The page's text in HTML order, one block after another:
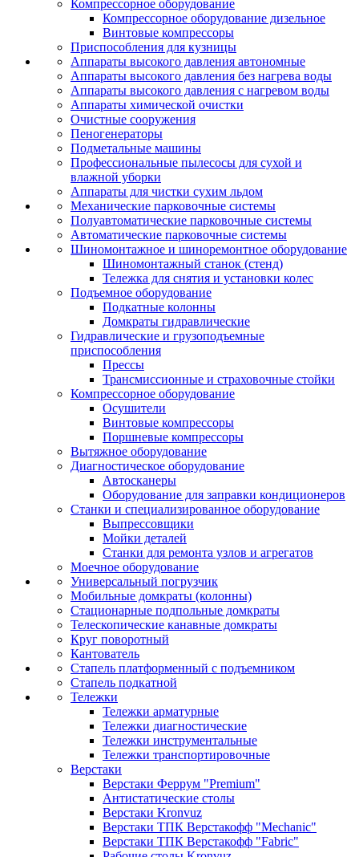
Компрессорное оборудование
Компрессорное оборудование дизельное
Винтовые компрессоры
Приспособления для кузницы
Аппараты высокого давления автономные
Аппараты высокого давления без нагрева воды
Аппараты высокого давления с нагревом воды
Аппараты химической очистки
Очистные сооружения
Пеногенераторы
Подметальные машины
Профессиональные пылесосы для сухой и
влажной уборки
Аппараты для чистки сухим льдом
Механические парковочные системы
Полуавтоматические парковочные системы
Автоматические парковочные системы
Шиномонтажное и шиноремонтное оборудование
Шиномонтажный станок (стенд)
Тележка для снятия и установки колес
Подъемное оборудование
Подкатные колонны
Домкраты гидравлические
Гидравлические и грузоподъемные
приспособления
Прессы
Трансмиссионные и страховочные стойки
Компрессорное оборудование
Осушители
Винтовые компрессоры
Поршневые компрессоры
Вытяжное оборудование
Диагностическое оборудование
Автосканеры
Оборудование для заправки кондиционеров
Станки и специализированное оборудование
Выпрессовщики
Мойки деталей
Станки для ремонта узлов и агрегатов
Моечное оборудование
Универсальный погрузчик
Мобильные домкраты (колонны)
Стационарные подпольные домкраты
Телескопические канавные домкраты
Круг поворотный
Кантователь
Стапель платформенный с подъемником
Стапель подкатной
Тележки
Тележки арматурные
Тележки диагностические
Тележки инструментальные
Тележки транспортировочные
Верстаки
Верстаки Феррум "Premium"
Антистатические столы
Верстаки Kronvuz
Верстаки ТПК Верстакофф "Mechanic"
Верстаки ТПК Верстакофф "Fabric"